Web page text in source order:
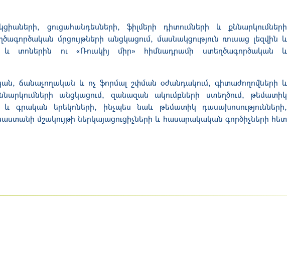
ցուցահանդեսների, ֆիլմերի դիտումների և քննարկումների
մրցույթների անցկացում, մասնակցություն ռուսաց լեզվին և
և տոներին ու «Ռուսկիյ միր» հիմնադրամի ստեղծագործական և
ճանաչողական և ոչ ֆորմալ շփման օժանդակում, գիտաժողովների և
անցկացում, զանազան ակումբների ստեղծում, թեմատիկ
և գրական երեկոների, ինչպես նաև թեմատիկ դասախոսությունների,
մշակույթի ներկայացուցիչների և հասարակական գործիչների հետ